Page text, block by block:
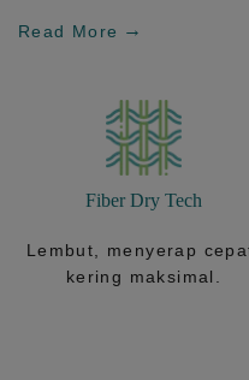
Read More
Fiber Dry Tech
Lembut, menyerap
kering maksimal.